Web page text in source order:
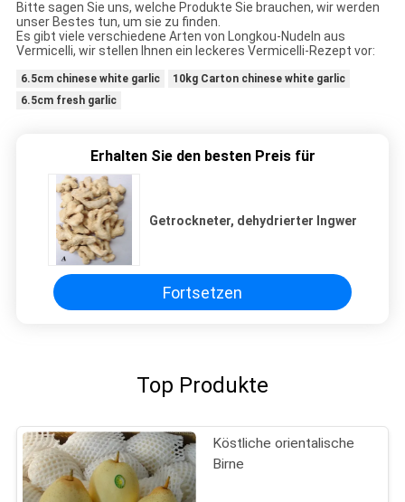
Bitte sagen Sie uns, welche Produkte Sie brauchen, wir werden
unser Bestes tun, um sie zu finden.
Es gibt viele verschiedene Arten von Longkou-Nudeln aus
Vermicelli, wir stellen Ihnen ein leckeres Vermicelli-Rezept vor:
6.5cm chinese white garlic
10kg Carton chinese white garlic
6.5cm fresh garlic
Erhalten Sie den besten Preis für
Getrockneter, dehydrierter Ingwer
Fortsetzen
Top Produkte
Köstliche orientalische
Birne